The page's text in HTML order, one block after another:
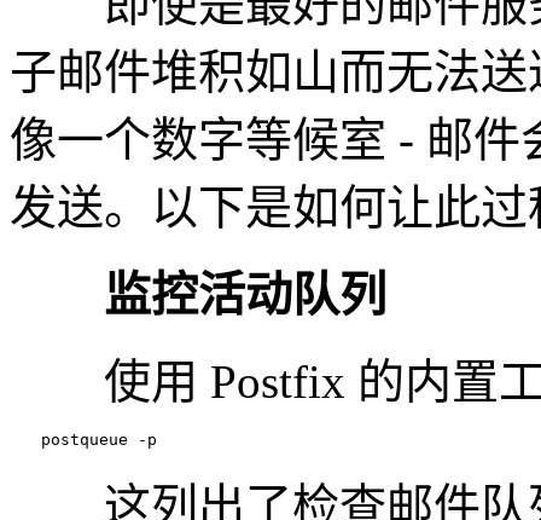
子邮件堆积如山而无法
像一个数字等候室 - 邮
发送。以下是如何让此
监控活动队列
使用 Postfix 的内置工
postqueue -p
这列出了检查邮件队